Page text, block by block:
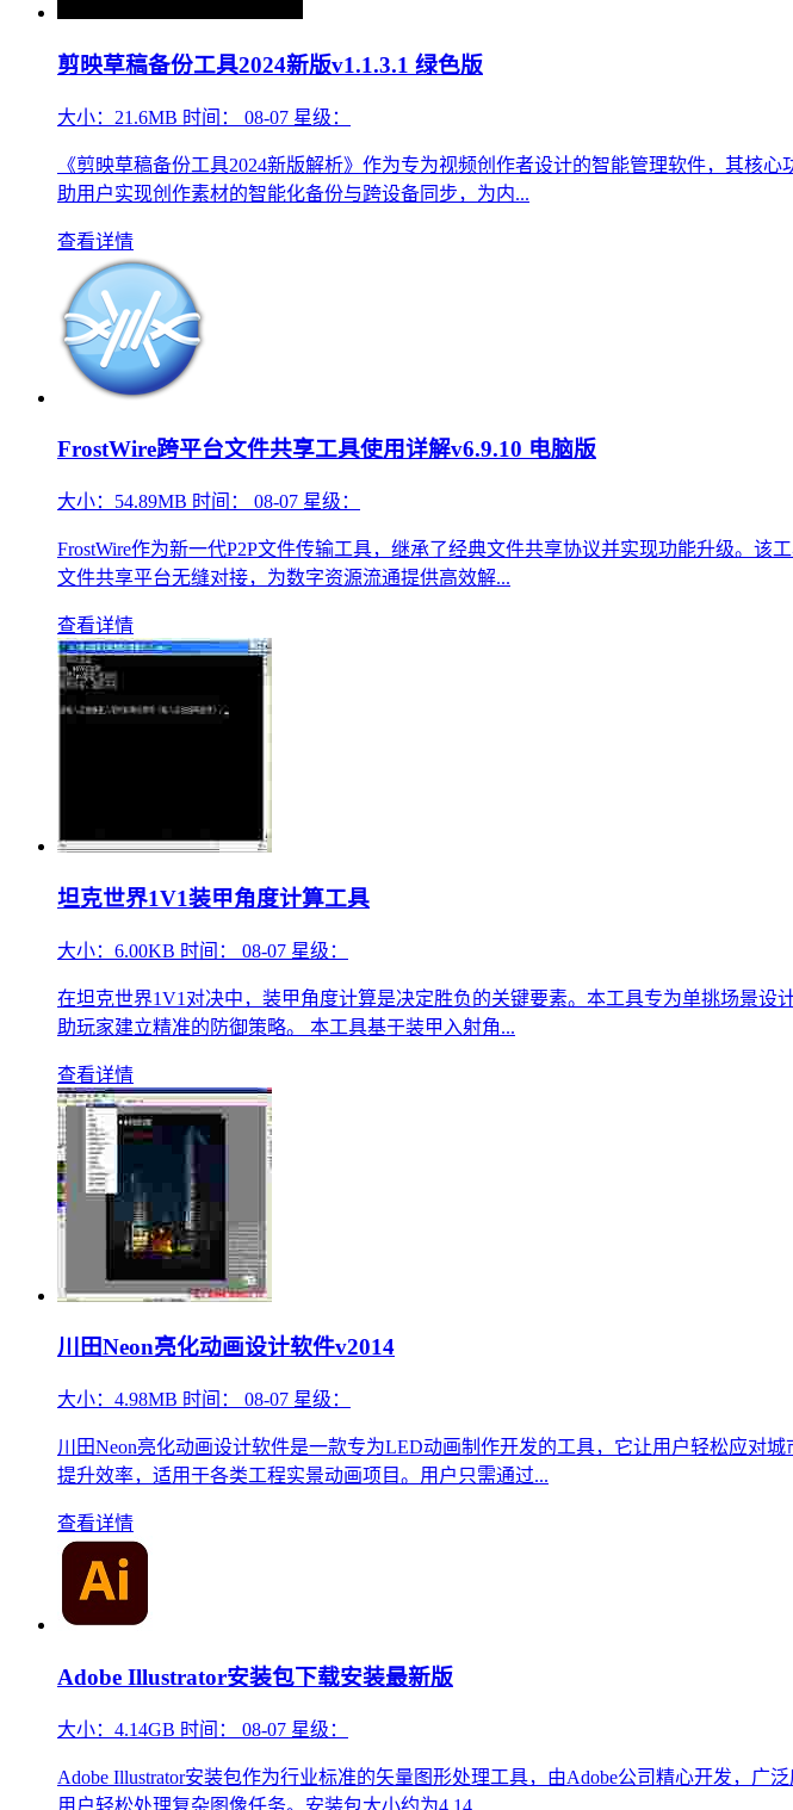
剪映草稿备份工具2024新版v1.1.3.1 绿色版
大小： 21.6MB 时间： 08-07 星级：
《剪映草稿备份工具2024新版解析》作为专为视频创作者设计的智能管理软件，其核
助用户实现创作素材的智能化备份与跨设备同步，为内...
查看详情
FrostWire跨平台文件共享工具使用详解v6.9.10 电脑版
大小： 54.89MB 时间： 08-07 星级：
FrostWire作为新一代P2P文件传输工具，继承了经典文件共享协议并实现功能升级。
文件共享平台无缝对接，为数字资源流通提供高效解...
查看详情
坦克世界1V1装甲角度计算工具
大小： 6.00KB 时间： 08-07 星级：
在坦克世界1V1对决中，装甲角度计算是决定胜负的关键要素。本工具专为单挑场景
助玩家建立精准的防御策略。 本工具基于装甲入射角...
查看详情
川田Neon亮化动画设计软件v2014
大小： 4.98MB 时间： 08-07 星级：
川田Neon亮化动画设计软件是一款专为LED动画制作开发的工具，它让用户轻松应对
提升效率，适用于各类工程实景动画项目。用户只需通过...
查看详情
Adobe Illustrator安装包下载安装最新版
大小： 4.14GB 时间： 08-07 星级：
Adobe Illustrator安装包作为行业标准的矢量图形处理工具，由Adobe公司精心开发，
用户轻松处理复杂图像任务。安装包大小约为4.14...